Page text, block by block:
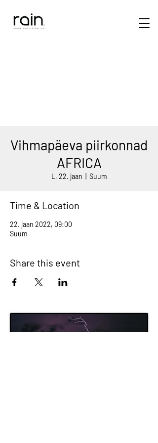
Vihmapäeva piirkonnad
AFRICA
L, 22. jaan Suum
Time & Location
22. jaan 2022, 09:00
Suum
Share this event